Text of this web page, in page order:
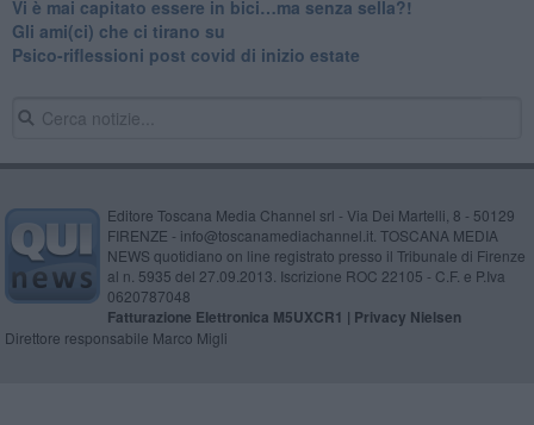
​Vi è mai capitato essere in bici…ma senza sella?!
​Gli ami(ci) che ci tirano su
Psico-riflessioni post covid di inizio estate
Editore Toscana Media Channel srl - Via Dei Martelli, 8 - 50129
FIRENZE - info@toscanamediachannel.it. TOSCANA MEDIA
NEWS quotidiano on line registrato presso il Tribunale di Firenze
al n. 5935 del 27.09.2013. Iscrizione ROC 22105 - C.F. e P.Iva
0620787048
Fatturazione Elettronica M5UXCR1 | Privacy Nielsen
Direttore responsabile Marco Migli